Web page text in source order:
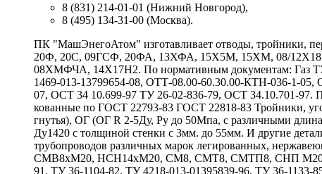
8 (831) 214-01-01 (Нижний Новгород),
8 (495) 134-31-00 (Москва).
ПК "МашЭнегоАтом" изготавливает отводы, тройники,
20Ф, 20С, 09ГСФ, 20ФА, 13ХФА, 15Х5М, 15ХМ, 08/
08ХМФЧА, 14Х17Н2. По нормативным документам: Газ ТУ
1469-013-13799654-08, ОТТ-08.00-60.30.00-КТН-036-1-
07, ОСТ 34 10.699-97 ТУ 26-02-836-79, ОСТ 34.10.701-97.
кованные по ГОСТ 22793-83 ГОСТ 22818-83 Тройники,
гнутья), ОГ (ОГ R 2-5Ду, Ру до 50Мпа, с различными
Ду1420 с толщиной стенки с 3мм. до 55мм. И другие
трубопроводов различных марок легированных,
СМВ8хМ20, НСН14хМ20, СМ8, СМТ8, СМТП8, СНП
91, ТУ 36-1104-82, ТУ 4218-013-01395839-96, ТУ 36-1133-